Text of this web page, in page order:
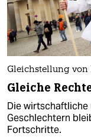
Gleichstellung von
Gleiche
Die
Geschlechtern
Fortschritte.